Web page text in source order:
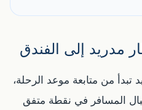
مدريد إلى الفندق
من متابعة موعد الرحلة،
المسافر في نقطة متفق